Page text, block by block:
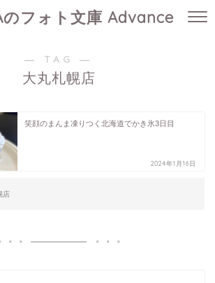
のフォト文庫 Advance
― TAG ―
大丸札幌店
笑顔のまんま凍りつく北海道でかき氷3日目
2024年1月16日
店